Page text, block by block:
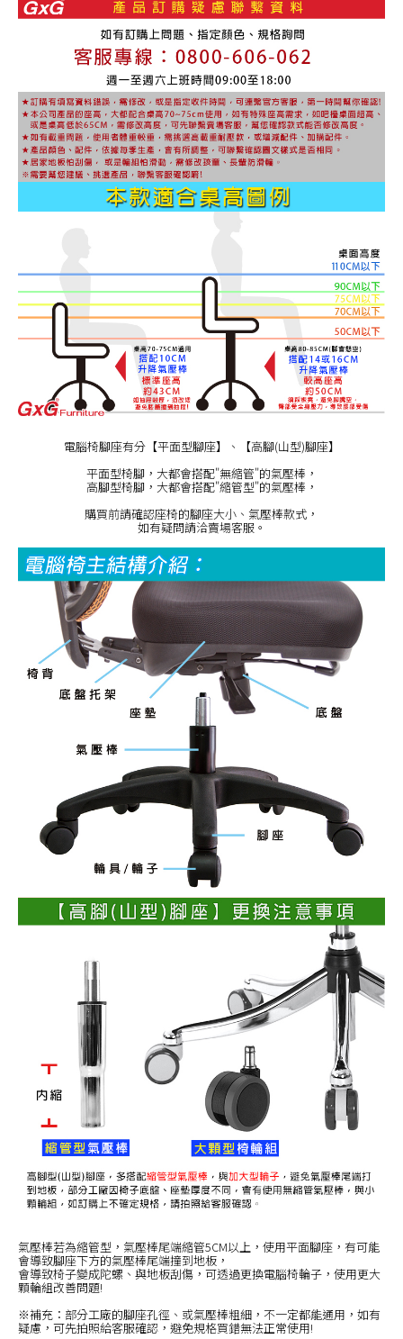
電腦椅腳座有分【平面型腳座】、【高腳(山型)腳座】
平面型椅腳，大都會搭配"無縮管"的氣壓棒，
高腳型椅腳，大都會搭配"縮管型"的氣壓棒，
購買前請確認座椅的腳座大小、氣壓棒款式，
如有疑問請洽賣場客服。
氣壓棒若為縮管型，氣壓棒尾端縮管5CM以上，使用平面腳座，有可能
會導致腳座下方的氣壓棒尾端撞到地板，
會導致椅子變成陀螺、與地板刮傷，可透過更換電腦椅輪子，使用更大
顆輪組改善問題!
※補充：部分工廠的腳座孔徑、或氣壓棒粗細，不一定都能通用，如有
疑慮，可先拍照給客服確認，避免規格買錯無法正常使用!